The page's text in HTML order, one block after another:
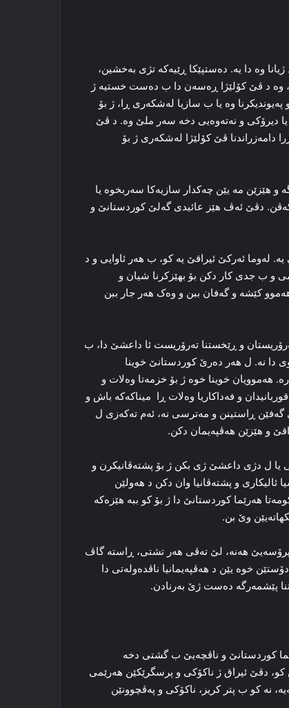
وه‌ دا یه‌. ده‌ستپێکا ڕێیه‌که‌ تژی به‌خشین،
وه‌ د ڤێ کۆلێژا ڕه‌سه‌ن دا ب ده‌ست خستیه‌ ژ
وه‌ یا ب سازیا له‌شکه‌ری ڕا، ژ بۆ
یا دیرۆکی و نه‌ته‌وه‌یی دخه‌ سه‌ر ملێ وه‌. د ڤێ
جه‌لال ب بیر تینن کو، ژ سالا ۱۹۹۲ئان ڤه‌ هزرا دامه‌زراندنا ڤێ کۆلێژا له‌شکه‌ری ژ بۆ
و هێزێن مه‌ یێن چه‌کدار سازیه‌کا سه‌ربخوه‌ یا
دڤێ ئه‌ڤ هێز عائیدی گه‌لێ کوردستانێ و
له‌وما ئه‌رکێ ئیراقێ یه‌ کو، ب هه‌ر ئاوایی و د
و ب جدی کار دکن بۆ بهێزکرنا شیان و
کێشه‌ و گه‌فان ببن و وه‌ک هه‌ر جار ببن
و ڕێخستنا ته‌رۆریست ئا داعشێ دا، ب
دا نه‌. ل هه‌ر ده‌رێ کوردستانێ خوینا
هه‌موویان خوینا خوه‌ ژ بۆ خزمه‌تا وه‌لات و
و فه‌داکاریا وه‌لات ڕا میناکه‌که‌ باش و
ڕاستینن و مه‌ترسی نه‌، ئه‌م ته‌که‌زی ل
و هێزێن هه‌ڤپه‌یمان دکن.
یا ل دژی داعشێ ژی بکن ژ بۆ پشته‌ڤانیکرن و
ئالیکاری و پشته‌ڤانیا وان دکن د هه‌ولێن
هه‌رێما کوردستانێ دا ژ بۆ کو ببه‌ هێزه‌که‌
وێ بن.
هه‌نه‌، لێ ته‌ڤی هه‌ر تشتی، ڕاسته‌ گاڤ
خوه‌ یێن د هه‌ڤپه‌یمانیا ناڤده‌وله‌تی دا
پێشمه‌رگه‌ ده‌ست ژێ به‌رنادن.
کوردستانێ و ناڤچه‌یێ ب گشتی دخه‌
دڤێ ئیراق ژ ناکۆکی و پرسگرێکێن هه‌رێمی
نه‌ کو ب پتر کریز، ناکۆکی و په‌ڤچوونێن